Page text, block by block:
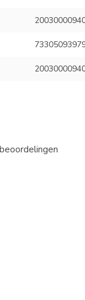
beoordelingen